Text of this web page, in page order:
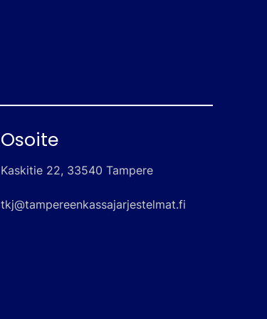
Osoite
Kaskitie 22, 33540 Tampere
tkj@tampereenkassajarjestelmat.fi